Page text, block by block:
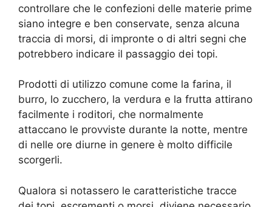
controllare che le confezioni delle materie prime
siano integre e ben conservate, senza alcuna
traccia di morsi, di impronte o di altri segni che
potrebbero indicare il passaggio dei topi.
Prodotti di utilizzo comune come la farina, il
burro, lo zucchero, la verdura e la frutta attirano
facilmente i roditori, che normalmente
attaccano le provviste durante la notte, mentre
di nelle ore diurne in genere è molto difficile
scorgerli.
Qualora si notassero le caratteristiche tracce